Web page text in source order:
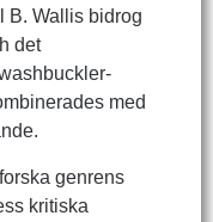
B. Wallis bidrog
det
med
genrens
kritiska